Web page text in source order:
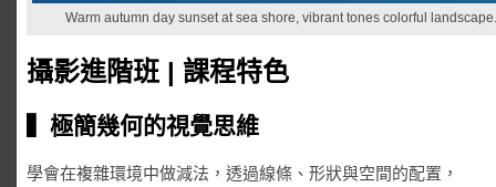
Warm autumn day sunset at sea shore, vibrant tones colorful
攝影進階班 | 課程特色
▍極簡幾何的視覺思維
學會在複雜環境中做減法，透過線條、形狀與空間的配置，